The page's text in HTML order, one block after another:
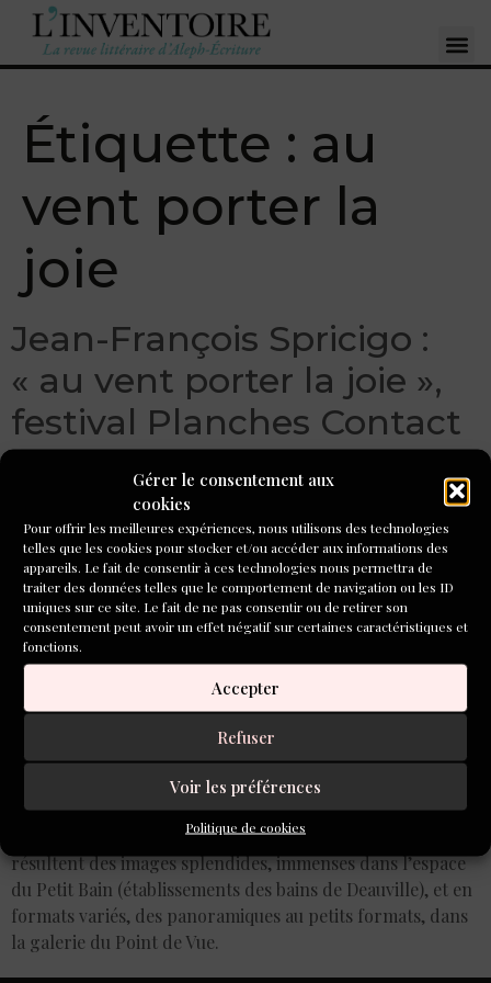
Gérer le consentement aux
cookies
Pour offrir les meilleures expériences, nous utilisons des technologies
telles que les cookies pour stocker et/ou accéder aux informations des
appareils. Le fait de consentir à ces technologies nous permettra de
traiter des données telles que le comportement de navigation ou les ID
uniques sur ce site. Le fait de ne pas consentir ou de retirer son
consentement peut avoir un effet négatif sur certaines caractéristiques et
fonctions.
Accepter
Refuser
Voir les préférences
Politique de cookies
Étiquette : au
vent porter la
joie
Jean-François Spricigo :
« au vent porter la joie »,
festival Planches Contact
Entre récit documentaire et pure poésie, le photographe a
arpenté l’hiver des côtes normandes, en photographiant
notamment les sites protégés auxquels il a pu accéder. En
résultent des images splendides, immenses dans l’espace
du Petit Bain (établissements des bains de Deauville), et en
formats variés, des panoramiques au petits formats, dans
la galerie du Point de Vue.